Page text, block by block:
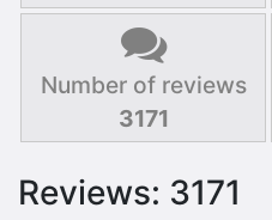
Number of reviews
3171
Reviews: 3171